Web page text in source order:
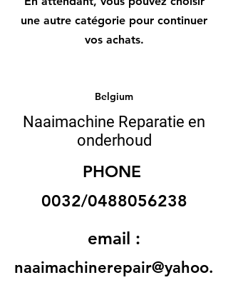
une autre catégorie pour continuer
vos achats.
Belgium
Naaimachine Reparatie en
onderhoud
PHONE
0032/0488056238
email :
naaimachinerepair@yahoo.